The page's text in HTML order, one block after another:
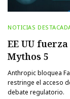
NOTICIAS
EE UU
Mythos 5
Anthropic bloquea
restringe el acceso
debate regulatorio.